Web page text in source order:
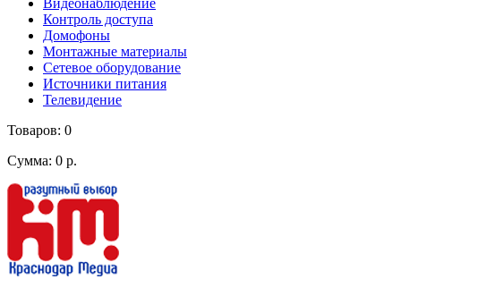
Видеонаблюдение
Контроль доступа
Домофоны
Монтажные материалы
Сетевое оборудование
Источники питания
Телевидение
Товаров: 0
Сумма: 0 р.